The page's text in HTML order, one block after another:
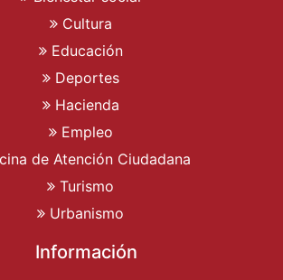
Cultura
Educación
Deportes
Hacienda
Empleo
de Atención Ciudadana
Turismo
Urbanismo
Información